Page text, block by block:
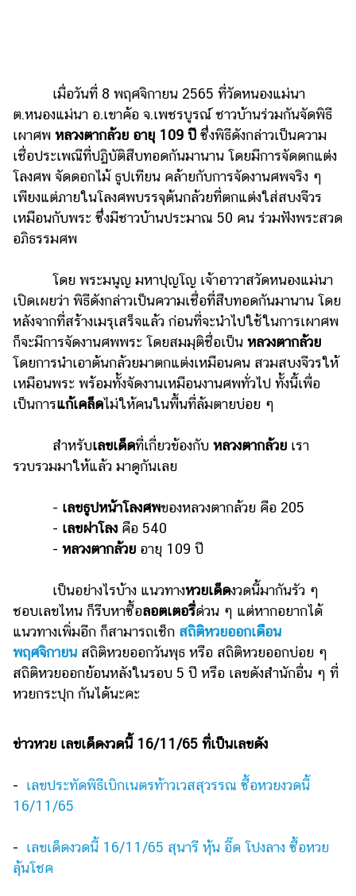
อาหาร
ง่ายๆ
ช้อป
ปิ้ง
รถยนต์
บ้าน
ตกแต่ง
มือ
ถือ
ราคา
ทอง
ราคา
วา
แต่งงาน
เด็ก
สัตว์
เลี้ยง
Infographic
บริการ
กระปุก
ออนไลน์
เรียน
เมื่อวันที่ 8 พฤศจิกายน 2565 ที่วัดหนองแม่นา
ต.หนองแม่นา อ.เขาค้อ จ.เพชรบูรณ์ ชาวบ้านร่วมกันจัดพิธี
เผาศพ หลวงตากล้วย อายุ 109 ปี ซึ่งพิธีดังกล่าวเป็นความ
เชื่อประเพณีที่ปฏิบัติสืบทอดกันมานาน โดยมีการจัดตกแต่ง
โลงศพ จัดดอกไม้ ธูปเทียน คล้ายกับการจัดงานศพจริง ๆ
เพียงแต่ภายในโลงศพบรรจุต้นกล้วยที่ตกแต่งใส่สบงจีวร
เหมือนกับพระ ซึ่งมีชาวบ้านประมาณ 50 คน ร่วมฟังพระสวด
อภิธรรมศพ
โดย พระมนูญ มหาปุญโญ เจ้าอาวาสวัดหนองแม่นา
เปิดเผยว่า พิธีดังกล่าวเป็นความเชื่อที่สืบทอดกันมานาน โดย
หลังจากที่สร้างเมรุเสร็จแล้ว ก่อนที่จะนำไปใช้ในการเผาศพ
ก็จะมีการจัดงานศพพระ โดยสมมุติชื่อเป็น หลวงตากล้วย
โดยการนำเอาต้นกล้วยมาตกแต่งเหมือนคน สวมสบงจีวรให้
เหมือนพระ พร้อมทั้งจัดงานเหมือนงานศพทั่วไป ทั้งนี้เพื่อ
เป็นการแก้เคล็ดไม่ให้คนในพื้นที่ล้มตายบ่อย ๆ
สำหรับเลขเด็ดที่เกี่ยวข้องกับ หลวงตากล้วย เรา
รวบรวมมาให้แล้ว มาดูกันเลย
- เลขธูปหน้าโลงศพของหลวงตากล้วย คือ 205
- เลขฝาโลง คือ 540
- หลวงตากล้วย อายุ 109 ปี
เป็นอย่างไรบ้าง แนวทางหวยเด็ดงวดนี้มากันรัว ๆ
ชอบเลขไหน ก็รีบหาซื้อลอตเตอรี่ด่วน ๆ แต่หากอยากได้
แนวทางเพิ่มอีก ก็สามารถเช็ก สถิติหวยออกเดือน
พฤศจิกายน สถิติหวยออกวันพุธ หรือ สถิติหวยออกบ่อย ๆ
สถิติหวยออกย้อนหลังในรอบ 5 ปี หรือ เลขดังสำนักอื่น ๆ ที่
หวยกระปุก กันได้นะคะ
ข่าวหวย เลขเด็ดงวดนี้ 16/11/65 ที่เป็นเลขดัง
- เลขประทัดพิธีเบิกเนตรท้าวเวสสุวรรณ ซื้อหวยงวดนี้
16/11/65
- เลขเด็ดงวดนี้ 16/11/65 สุนารี หุ้น อี๊ด โปงลาง ซื้อหวย
ลุ้นโชค